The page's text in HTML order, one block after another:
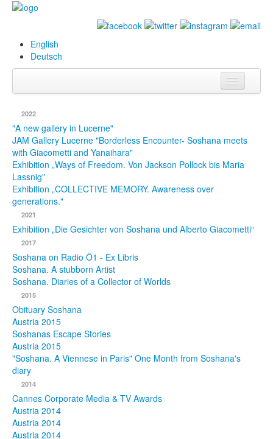
English
Deutsch
Biography
Paintings
Projects
Press
Museums
2022
"A new gallery in Lucerne"
JAM Gallery Lucerne "Borderless Encounter- Soshana meets
with Giacometti and Yanaihara"
Exhibition „Ways of Freedom. Von Jackson Pollock bis Maria
Lassnig"
Exhibition „COLLECTIVE MEMORY. Awareness over
generations."
2021
Exhibition „Die Gesichter von Soshana und Alberto Giacometti“
2017
Soshana on Radio Ö1 - Ex Libris
Soshana. A stubborn Artist
Soshana. Diaries of a Collector of Worlds
2015
Obituary Soshana
Austria 2015
Soshanas Escape Stories
Austria 2015
"Soshana. A Viennese in Paris" One Month from Soshana's
diary
2014
Cannes Corporate Media & TV Awards
Austria 2014
Austria 2014
Austria 2014